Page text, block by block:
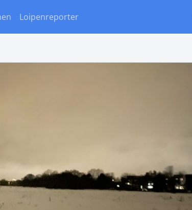
Loipenreporter